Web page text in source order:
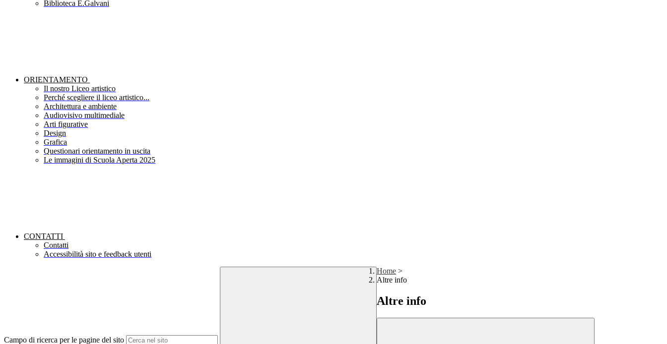
Biblioteca E.Galvani
ORIENTAMENTO
Il nostro Liceo artistico
Perché scegliere il liceo artistico...
Architettura e ambiente
Audiovisivo multimediale
Arti figurative
Design
Grafica
Questionari orientamento in uscita
Le immagini di Scuola Aperta 2025
CONTATTI
Contatti
Accessibilità sito e feedback utenti
Campo di ricerca per le pagine del sito
Home >
Altre info
Altre info